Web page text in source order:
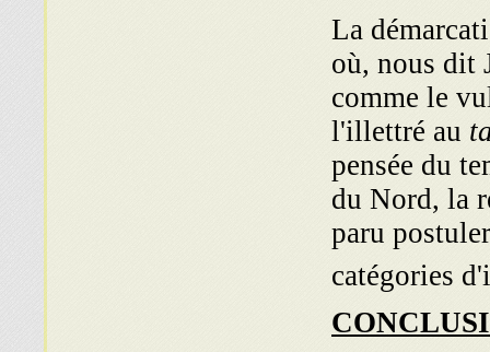
La
où, nous dit
comme le
l'illettré au
pensée du
du Nord, la
paru
catégories